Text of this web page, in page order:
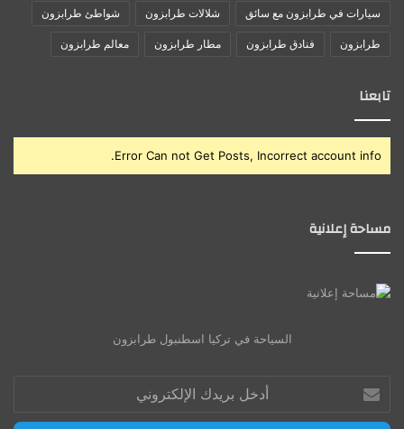
سيارات في طرابزون مع سائق شلالات طرابزون شواطئ طرابزون
طرابزون فنادق طرابزون مطار طرابزون معالم طرابزون
تابعنا
Error Can not Get Posts, Incorrect account info.
مساحة إعلانية
السياحة في تركيا اسطنبول طرابزون
بريدك
الإلكتروني